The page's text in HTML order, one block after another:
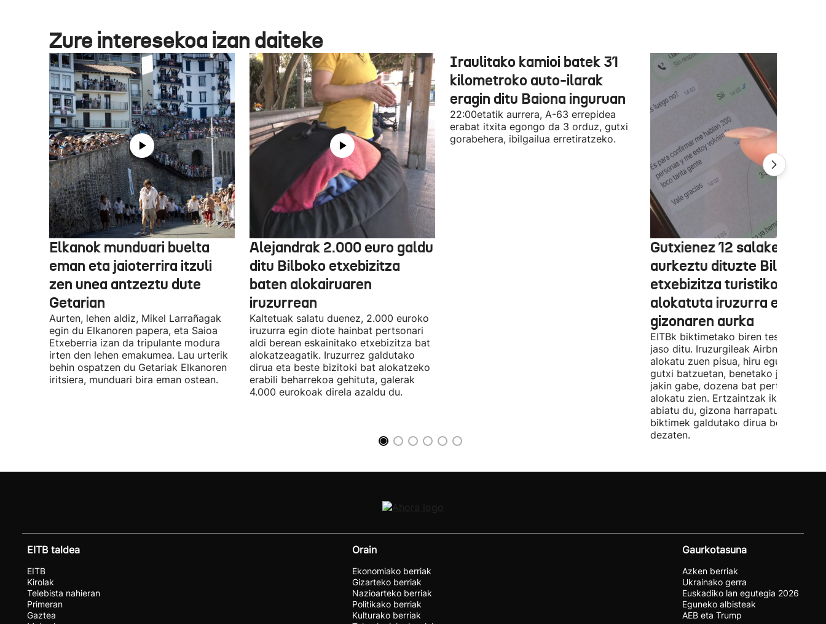
Zure interesekoa izan daiteke
Elkanok munduari buelta
eman eta jaioterrira itzuli
zen unea antzeztu dute
Getarian
Aurten, lehen aldiz, Mikel Larrañagak
egin du Elkanoren papera, eta Saioa
Etxeberria izan da tripulante modura
irten den lehen emakumea. Lau urterik
behin ospatzen du Getariak Elkanoren
iritsiera, munduari bira eman ostean.
Alejandrak 2.000 euro galdu
ditu Bilboko etxebizitza
baten alokairuaren
iruzurrean
Kaltetuak salatu duenez, 2.000 euroko
iruzurra egin diote hainbat pertsonari
aldi berean eskainitako etxebizitza bat
alokatzeagatik. Iruzurrez galdutako
dirua eta beste bizitoki bat alokatzeko
erabili beharrekoa gehituta, galerak
4.000 eurokoak direla azaldu du.
Iraulitako kamioi batek 31
kilometroko auto-ilarak
eragin ditu Baiona inguruan
22:00etatik aurrera, A-63 errepidea
erabat itxita egongo da 3 orduz, gutxi
gorabehera, ibilgailua erretiratzeko.
Gutxienez 12 salaketa
aurkeztu dituzte Bilbon
etxebizitza turistiko bat
alokatuta iruzurra egin
gizonaren aurka
EITBk biktimetako biren testigantzak
jaso ditu. Iruzurgileak Airbnb bidez
alokatu zuen pisua, hiru egunez. Ordu
gutxi batzuetan, benetako jabeak
jakin gabe, dozena bat pertsonari
alokatu zien. Ertzaintzak ikerketa
abiatu du, gizona harrapatu eta
biktimek galdutako dirua berreskura
dezaten.
EITB taldea
EITB
Kirolak
Telebista nahieran
Primeran
Gaztea
Orain
Ekonomiako berriak
Gizarteko berriak
Nazioarteko berriak
Politikako berriak
Kulturako berriak
Gaurkotasuna
Azken berriak
Ukrainako gerra
Euskadiko lan egutegia 2026
Eguneko albisteak
AEB eta Trump